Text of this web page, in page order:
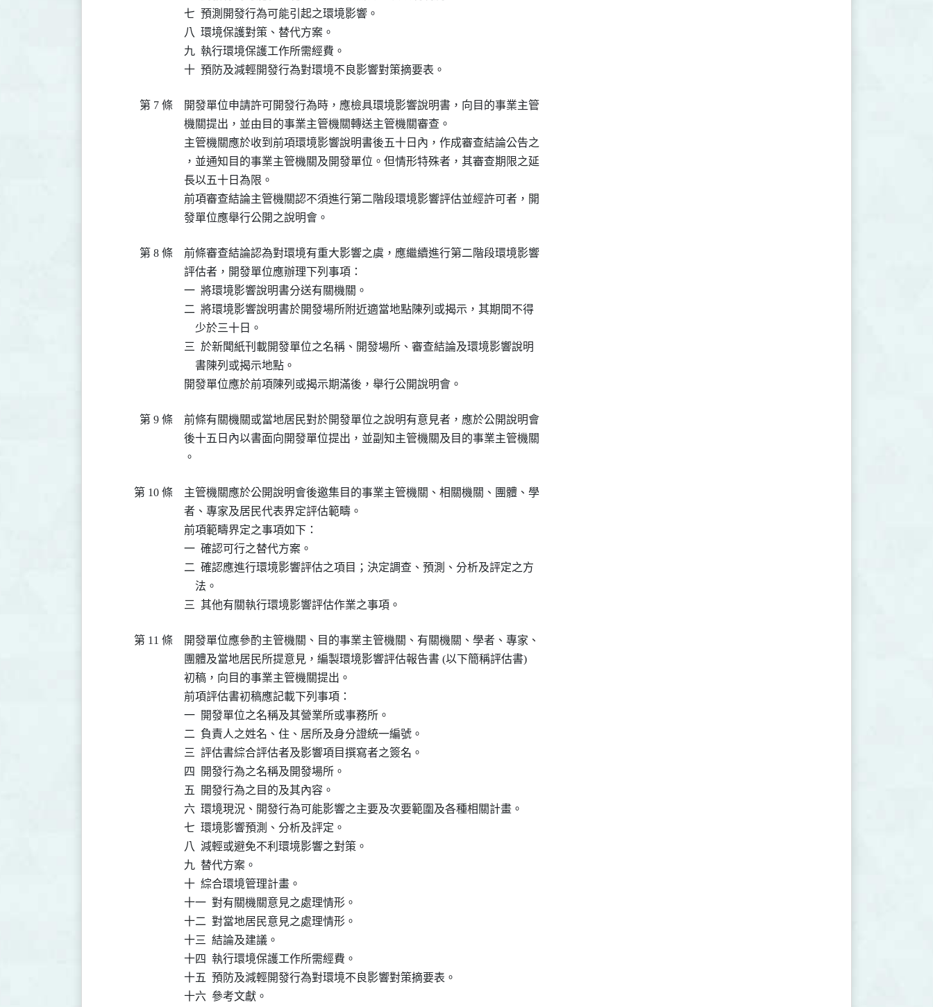
七  預測開發行為可能引起之環境影響。
八  環境保護對策、替代方案。
九  執行環境保護工作所需經費。
十  預防及減輕開發行為對環境不良影響對策摘要表。
第 7 條
開發單位申請許可開發行為時，應檢具環境影響說明書，向目的事業主管
機關提出，並由目的事業主管機關轉送主管機關審查。
主管機關應於收到前項環境影響說明書後五十日內，作成審查結論公告之
，並通知目的事業主管機關及開發單位。但情形特殊者，其審查期限之延
長以五十日為限。
前項審查結論主管機關認不須進行第二階段環境影響評估並經許可者，開
發單位應舉行公開之說明會。
第 8 條
前條審查結論認為對環境有重大影響之虞，應繼續進行第二階段環境影響
評估者，開發單位應辦理下列事項：
一  將環境影響說明書分送有關機關。
二  將環境影響說明書於開發場所附近適當地點陳列或揭示，其期間不得
    少於三十日。
三  於新聞紙刊載開發單位之名稱、開發場所、審查結論及環境影響說明
    書陳列或揭示地點。
開發單位應於前項陳列或揭示期滿後，舉行公開說明會。
第 9 條
前條有關機關或當地居民對於開發單位之說明有意見者，應於公開說明會
後十五日內以書面向開發單位提出，並副知主管機關及目的事業主管機關
。
第 10 條
主管機關應於公開說明會後邀集目的事業主管機關、相關機關、團體、學
者、專家及居民代表界定評估範疇。
前項範疇界定之事項如下：
一  確認可行之替代方案。
二  確認應進行環境影響評估之項目；決定調查、預測、分析及評定之方
    法。
三  其他有關執行環境影響評估作業之事項。
第 11 條
開發單位應參酌主管機關、目的事業主管機關、有關機關、學者、專家、
團體及當地居民所提意見，編製環境影響評估報告書 (以下簡稱評估書)
初稿，向目的事業主管機關提出。
前項評估書初稿應記載下列事項：
一  開發單位之名稱及其營業所或事務所。
二  負責人之姓名、住、居所及身分證統一編號。
三  評估書綜合評估者及影響項目撰寫者之簽名。
四  開發行為之名稱及開發場所。
五  開發行為之目的及其內容。
六  環境現況、開發行為可能影響之主要及次要範圍及各種相關計畫。
七  環境影響預測、分析及評定。
八  減輕或避免不利環境影響之對策。
九  替代方案。
十  綜合環境管理計畫。
十一  對有關機關意見之處理情形。
十二  對當地居民意見之處理情形。
十三  結論及建議。
十四  執行環境保護工作所需經費。
十五  預防及減輕開發行為對環境不良影響對策摘要表。
十六  參考文獻。